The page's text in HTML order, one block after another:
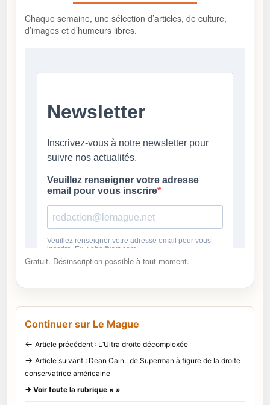
Chaque semaine, une sélection d’articles, de culture,
d’images et d’humeurs libres.
Gratuit. Désinscription possible à tout moment.
Continuer sur Le Mague
← Article précédent : L’Ultra droite décomplexée
→ Article suivant : Dean Cain : de Superman à figure de la droite
conservatrice américaine
→ Voir toute la rubrique « »